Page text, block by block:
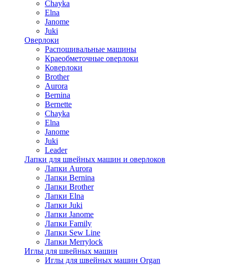
Chayka
Elna
Janome
Juki
Оверлоки
Распошивальные машины
Краеобметочные оверлоки
Коверлоки
Brother
Aurora
Bernina
Bernette
Chayka
Elna
Janome
Juki
Leader
Лапки для швейных машин и оверлоков
Лапки Aurora
Лапки Bernina
Лапки Brother
Лапки Elna
Лапки Juki
Лапки Janome
Лапки Family
Лапки Sew Line
Лапки Merrylock
Иглы для швейных машин
Иглы для швейных машин Organ